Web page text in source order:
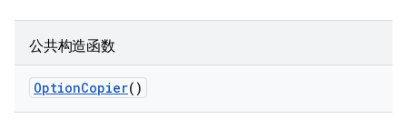
公共构造函数
OptionCopier()